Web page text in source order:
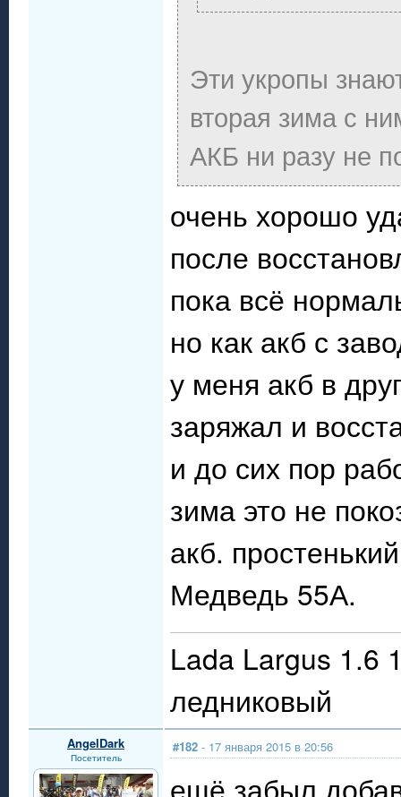
Эти укропы
вторая зима с
АКБ ни разу не
очень хорошо
после
пока всё
но как акб с
у меня акб в
заряжал и
и до сих пор
зима это не
акб.
Медведь 55А.
Lada Largus 1.6
ледниковый
AngelDark
Посетитель
#182 - 17 января 2015 в 20:56
ещё забыл